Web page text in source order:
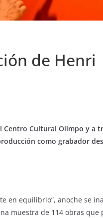
de Henri
Centro Cultural Olimpo y a
como grabador
en equilibrio”, anoche se
muestra de 114 obras que